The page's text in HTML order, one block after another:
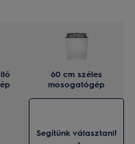
60 cm széles
mosogatógép
Segítünk választani!